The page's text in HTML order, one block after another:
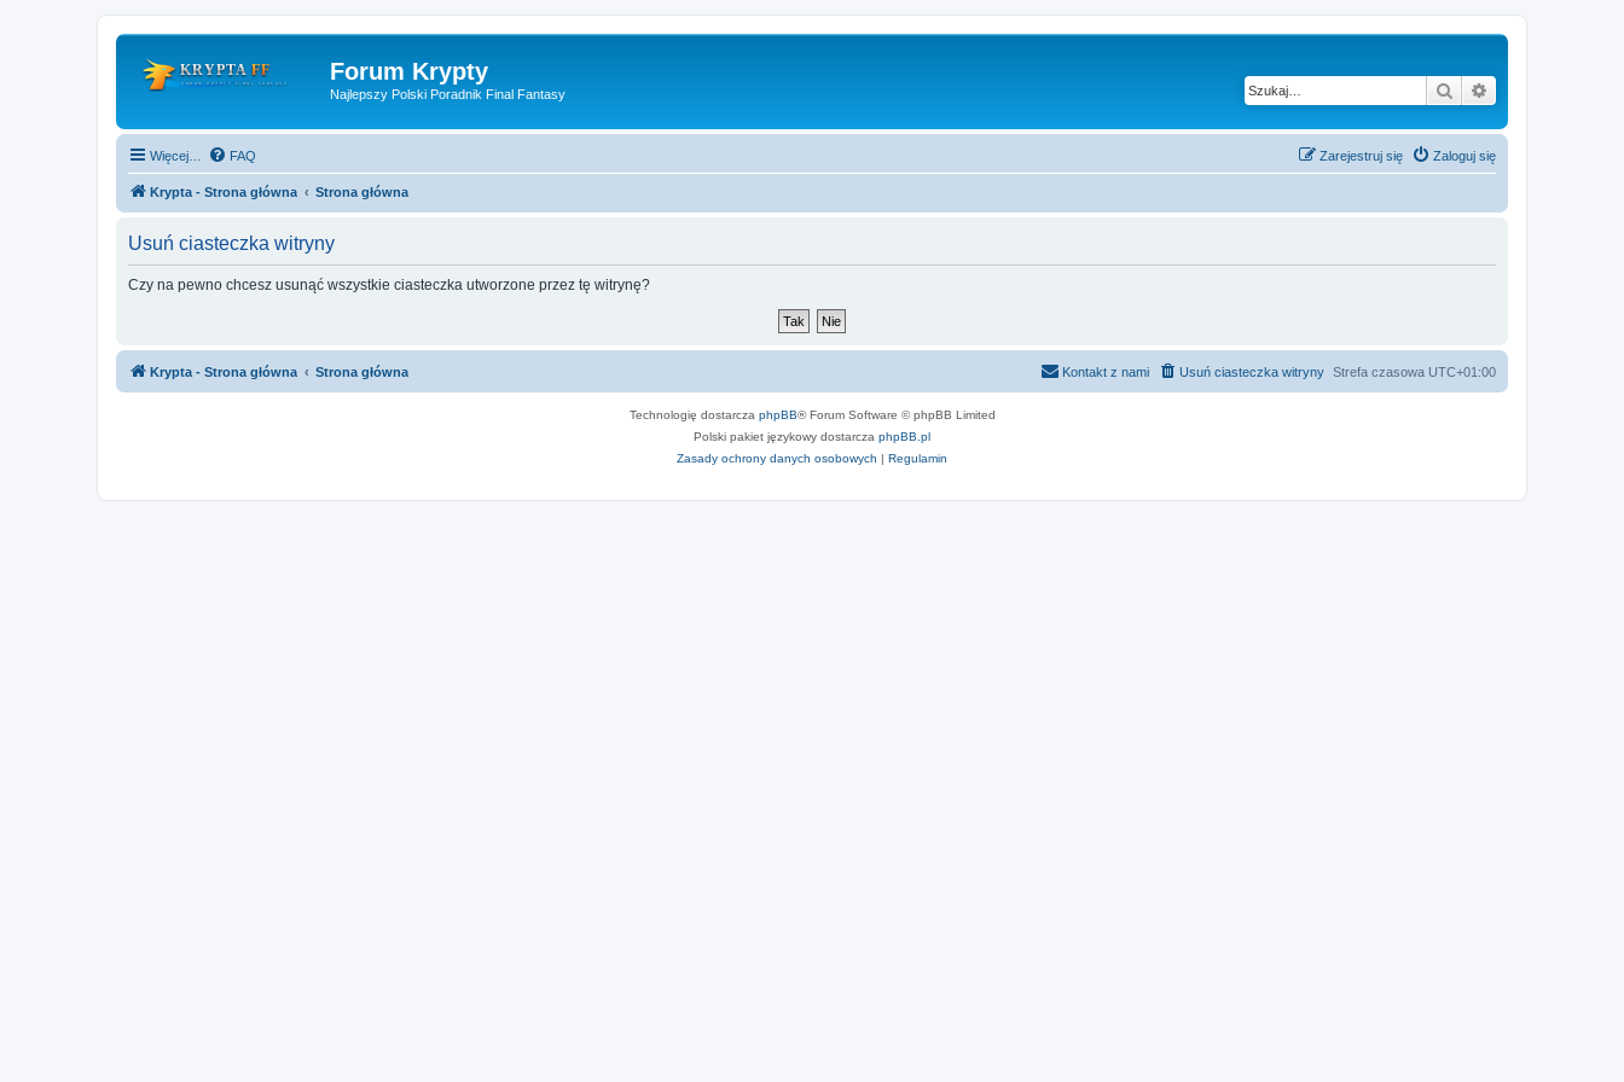
Forum Krypty
Najlepszy Polski Poradnik Final Fantasy Szukaj
Więcej… FAQ Zaloguj się
Zarejestruj się
Krypta - Strona główna Strona główna
Usuń ciasteczka witryny
Czy na pewno chcesz usunąć wszystkie ciasteczka utworzone przez tę witrynę?
Krypta - Strona główna Strona główna Strefa czasowa UTC+01:00
Usuń ciasteczka witryny
Kontakt z nami
Technologię dostarcza phpBB® Forum Software © phpBB Limited
Polski pakiet językowy dostarcza phpBB.pl
Zasady ochrony danych osobowych | Regulamin